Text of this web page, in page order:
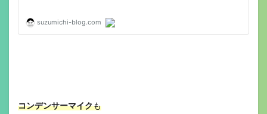
コンデンサーマイクも